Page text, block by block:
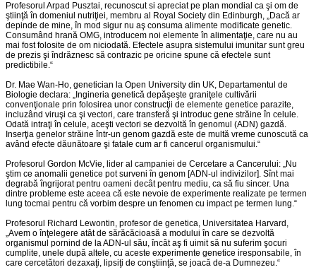
Profesorul Arpad Pusztai, recunoscut si apreciat pe plan mondial ca şi om de
ştiinţă în domeniul nutriţiei, membru al Royal Society din Edinburgh, „Dacă ar
depinde de mine, în mod sigur nu aş consuma alimente modificate genetic.
Consumând hrană OMG, introducem noi elemente în alimentaţie, care nu au
mai fost folosite de om niciodată. Efectele asupra sistemului imunitar sunt greu
de prezis şi îndrăznesc să contrazic pe oricine spune că efectele sunt
predictibile.“
Dr. Mae Wan-Ho, genetician la Open University din UK, Departamentul de
Biologie declara: „Ingineria genetică depăşeşte graniţele cultivării
convenţionale prin folosirea unor construcţii de elemente genetice parazite,
incluzând viruşi ca şi vectori, care transferă şi introduc gene străine în celule.
Odată intraţi în celule, aceşti vectori se dezvoltă în genomul (ADN) gazdă.
Inserţia genelor străine într-un genom gazdă este de multă vreme cunoscută ca
având efecte dăunătoare şi fatale cum ar fi cancerul organismului.“
Profesorul Gordon McVie, lider al campaniei de Cercetare a Cancerului: „Nu
ştim ce anomalii genetice pot surveni în genom [ADN-ul indivizilor]. Sînt mai
degrabă îngrijorat pentru oameni decât pentru mediu, ca să fiu sincer. Una
dintre probleme este aceea că este nevoie de experimente realizate pe termen
lung tocmai pentru că vorbim despre un fenomen cu impact pe termen lung.“
Profesorul Richard Lewontin, profesor de genetica, Universitatea Harvard,
„Avem o înţelegere atât de sărăcăcioasă a modului în care se dezvoltă
organismul pornind de la ADN-ul său, încât aş fi uimit să nu suferim şocuri
cumplite, unele după altele, cu aceste experimente genetice iresponsabile, în
care cercetători dezaxaţi, lipsiţi de conştiinţă, se joacă de-a Dumnezeu.“